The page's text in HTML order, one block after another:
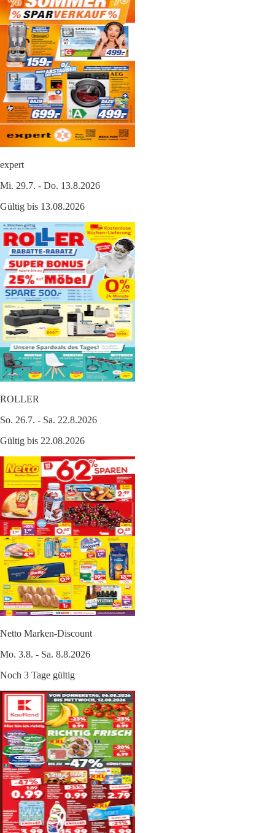
expert
Mi. 29.7. - Do. 13.8.2026
Gültig bis 13.08.2026
ROLLER
So. 26.7. - Sa. 22.8.2026
Gültig bis 22.08.2026
Netto Marken-Discount
Mo. 3.8. - Sa. 8.8.2026
Noch 3 Tage gültig